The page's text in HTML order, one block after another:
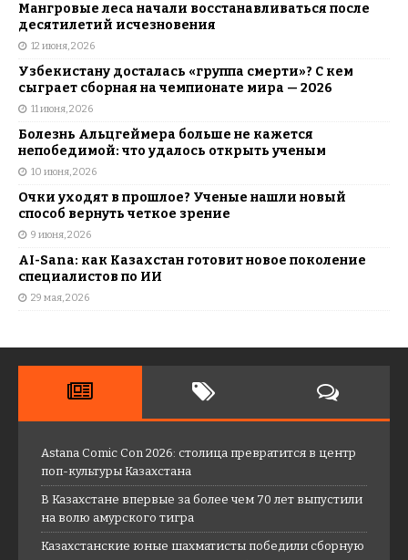
Мангровые леса начали восстанавливаться после
десятилетий исчезновения
12 июня, 2026
Узбекистану досталась «группа смерти»? С кем
сыграет сборная на чемпионате мира — 2026
11 июня, 2026
Болезнь Альцгеймера больше не кажется
непобедимой: что удалось открыть ученым
10 июня, 2026
Очки уходят в прошлое? Ученые нашли новый
способ вернуть четкое зрение
9 июня, 2026
AI-Sana: как Казахстан готовит новое поколение
специалистов по ИИ
29 мая, 2026
Astana Comic Con 2026: столица превратится в центр
поп-культуры Казахстана
В Казахстане впервые за более чем 70 лет выпустили
на волю амурского тигра
Казахстанские юные шахматисты победили сборную